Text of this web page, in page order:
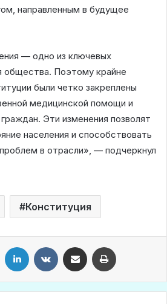
направленным в будущее
— одно из ключевых
общества. Поэтому крайне
были четко закреплены
медицинской помощи и
Эти изменения позволят
населения и способствовать
в отрасли», — подчеркнул
Конституция